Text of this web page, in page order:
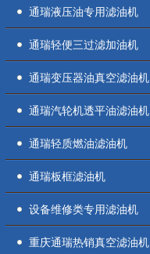
通瑞液压油专用滤油机
通瑞轻便三过滤加油机
通瑞变压器油真空滤油机
通瑞汽轮机透平油滤油机
通瑞轻质燃油滤油机
通瑞板框滤油机
设备维修类专用滤油机
重庆通瑞热销真空滤油机